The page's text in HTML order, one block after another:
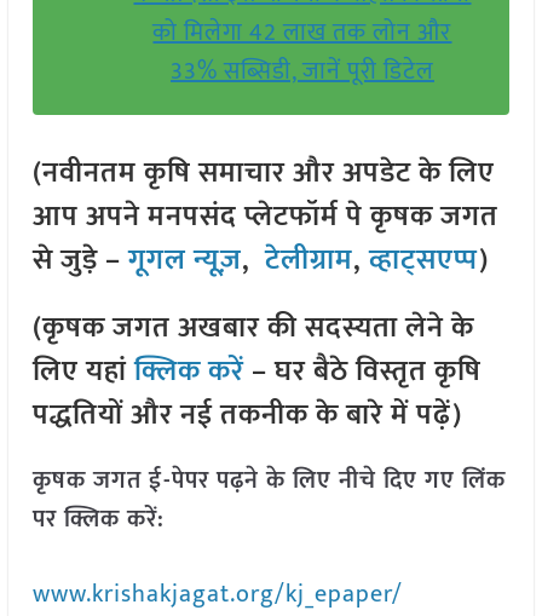
को मिलेगा 42 लाख तक लोन और
33% सब्सिडी, जानें पूरी डिटेल
(नवीनतम कृषि समाचार और अपडेट के लिए
आप अपने मनपसंद प्लेटफॉर्म पे कृषक जगत
से जुड़े –गूगल न्यूज़,टेलीग्राम,व्हाट्सएप्प)
(कृषक जगत अखबार की सदस्यता लेने के
लिए यहांक्लिक करें– घर बैठे विस्तृत कृषि
पद्धतियों और नई तकनीक के बारे में पढ़ें)
कृषक जगत ई-पेपर पढ़ने के लिए नीचे दिए गए लिंक
पर क्लिक करें:
www.krishakjagat.org/kj_epaper/